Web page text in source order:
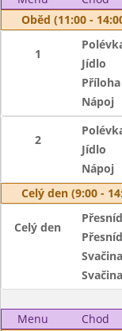
Oběd (11:00 -
1
Jídlo
Příloha
Nápoj
2
Jídlo
Nápoj
Celý den (9:00 -
Celý den
Menu Chod